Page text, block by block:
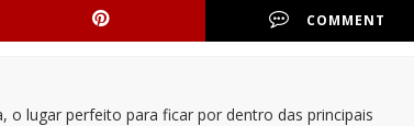
COMMENT
o lugar perfeito para ficar por dentro das principais